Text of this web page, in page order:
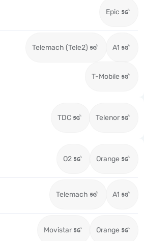
Epic
Telemach (Tele2) A1
T-Mobile
TDC Telenor
O2 Orange
Telemach A1
Movistar Orange